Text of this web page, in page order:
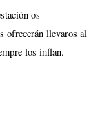
os
ofrecerán llevaros al
los inflan.